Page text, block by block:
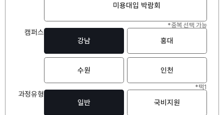
미용대입 박람회
*중복 선택 가능
캠퍼스
강남
홍대
수원 인천
*택1
과정유형
일반
국비지원